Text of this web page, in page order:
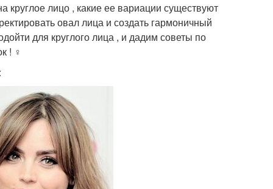
круглое лицо , какие ее вариации существуют
овал лица и создать гармоничный
для круглого лица , и дадим советы по
! ‍♀️